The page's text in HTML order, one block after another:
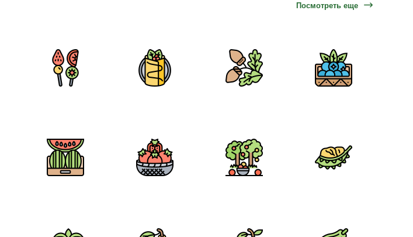
Посмотреть еще